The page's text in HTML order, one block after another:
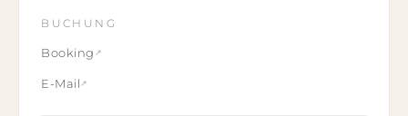
BUCHUNG
Booking
E-Mail